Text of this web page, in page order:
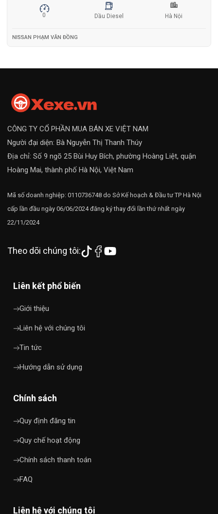
0 Dầu Diesel Hà Nội
NISSAN PHẠM VĂN ĐỒNG
CÔNG TY CỔ PHẦN MUA BÁN XE VIỆT NAM
Người đại diện: Bà Nguyễn Thị Thanh Thúy
Địa chỉ: Số 9 ngõ 25 Bùi Huy Bích, phường Hoàng Liệt, quận
Hoàng Mai, thành phố Hà Nội, Việt Nam
Mã số doanh nghiệp: 0110736748 do Sở Kế hoạch & Đầu tư TP Hà Nội
cấp lần đầu ngày 06/06/2024 đăng ký thay đổi lần thứ nhất ngày
22/11/2024
Theo dõi chúng tôi:
Liên kết phổ biến
Giới thiệu
Liên hệ với chúng tôi
Tin tức
Hướng dẫn sử dụng
Chính sách
Quy định đăng tin
Quy chế hoạt động
Chính sách thanh toán
FAQ
Liên hệ với chúng tôi